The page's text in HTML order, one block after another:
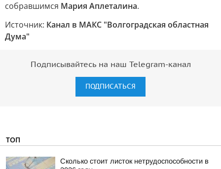
собравшимся Мария Аплеталина.
Источник: Канал в МАКС "Волгоградская областная
Дума"
Подписывайтесь на наш Telegram-канал
ПОДПИСАТЬСЯ
ТОП
Сколько стоит листок нетрудоспособности в